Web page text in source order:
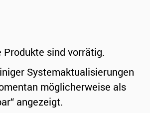
sind vorrätig.
Systemaktualisierungen
möglicherweise als
angezeigt.